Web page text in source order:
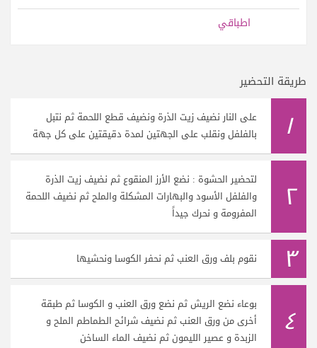
اطباقي
طريقة التحضير
١
على النار نضيف زيت الذرة ونضيف قطع اللحمة ثم نتبل
بالفلفل ونقلب على الجهتين لمدة دقيقتين على كل جهة
٢
لتحضير الحشوة : نضع الأرز المنقوع ثم نضيف زيت الذرة
والفلفل الأسود والبهارات المشكلة والملح ثم نضيف اللحمة
المفرومة و نحرك جيداً
٣ نقوم بلف ورق العنب ثم نحفر الكوسا ونحشيها
٤
بوعاء نضع الريش ثم نضع ورق العنب و الكوسا ثم طبقة
أخرى من ورق العنب ثم نضيف شرائح الطماطم الملح و
الزبدة و عصير الليمون ثم نضيف الماء الساخن